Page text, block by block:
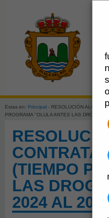
Estas en: Principal - RESOLUCIÓN
PROGRAMA "OLULA ANTES LAS
(TIEMPO
LAS
2024 AL 20-